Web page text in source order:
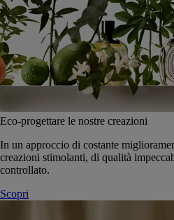
Eco-progettare le nostre creazioni
In un approccio di costante
creazioni stimolanti, di qualità
controllato.
Scopri